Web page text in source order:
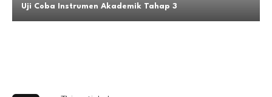
Uji Coba Instrumen Akademik Tahap 3